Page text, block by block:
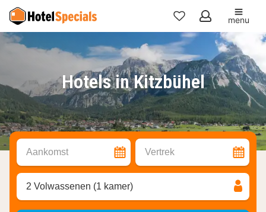
Mijn
favorieten
menu
Hotels in Kitzbühel
Aankomst Vertrek
2 Volwassenen (1 kamer)